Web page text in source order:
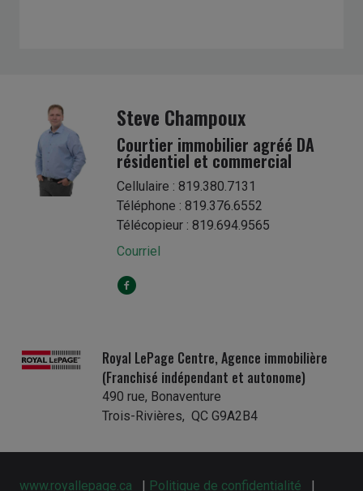
Steve Champoux
Courtier immobilier agréé DA
résidentiel et commercial
Cellulaire : 819.380.7131
Téléphone : 819.376.6552
Télécopieur : 819.694.9565
Courriel
Royal LePage Centre, Agence immobilière
(Franchisé indépendant et autonome)
490 rue, Bonaventure
Trois-Rivières, QC G9A2B4
www.royallepage.ca Politique de confidentialité